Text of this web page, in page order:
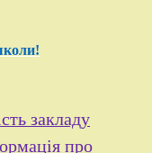
закладу
про